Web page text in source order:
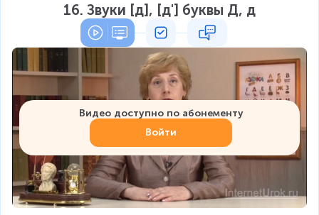
16. Звуки [д], [д'] буквы Д, д
Видео доступно по абонементу
Войти